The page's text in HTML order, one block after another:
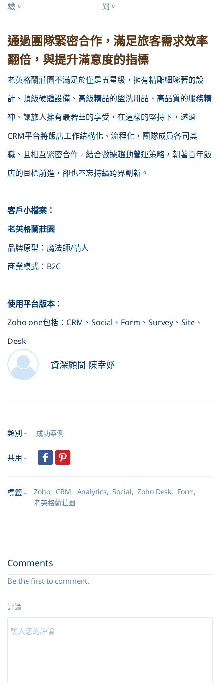
驗。
到。
通過團隊緊密合作，滿足旅客需求效率
翻倍，與提升滿意度的指標
老英格蘭莊園不滿足於僅是五星級，擁有精雕細琢著的設
計、頂級硬體設備、高級精品的盥洗用品、高品質的服務精
神、讓旅人擁有最奢華的享受，在這樣的堅持下，透過
CRM平台將飯店工作結構化、流程化，團隊成員各司其
職、且相互緊密合作，結合數據趨動營運策略，朝著百年飯
店的目標前進，卻也不忘持續跨界創新。
客戶小檔案：
老英格蘭莊園
品牌原型：魔法師/情人
商業模式：B2C
使用平台版本：
Zoho one包括：CRM、Social、Form、Survey、Site、
Desk
資深顧問 陳幸妤
類別 - 成功案例
共用 -
標籤 - Zoho, CRM, Analytics, Social, Zoho Desk, Form,
老英格蘭莊園
Comments
Be the first to comment.
評論